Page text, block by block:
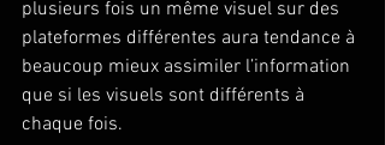
plusieurs fois un même visuel sur des
plateformes différentes aura tendance à
beaucoup mieux assimiler l’information
que si les visuels sont différents à
chaque fois.